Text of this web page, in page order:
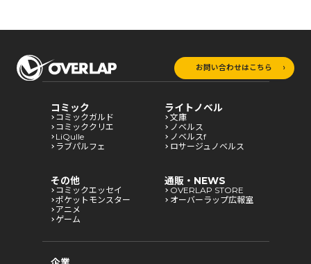
お問い合わせはこちら
コミック
コミックガルド
コミッククリエ
LiQulle
ラブパルフェ
ライトノベル
文庫
ノベルス
ノベルスf
ロサージュノベルス
その他
コミックエッセイ
ポケットモンスター
アニメ
ゲーム
通販・NEWS
OVERLAP STORE
オーバーラップ広報室